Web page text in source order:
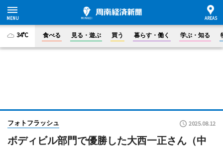
34°C 食べる 見る・遊ぶ 買う 暮らす・働く 学ぶ・知る
フォトフラッシュ 2025.08.12
ボディビル部門で優勝した大西一正さん（中